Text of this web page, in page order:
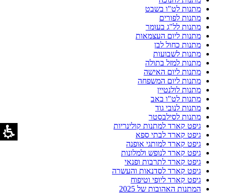
מתנות לט"ו בשבט
מתנות לפורים
מתנות לל"ג בעומר
מתנות ליום העצמאות
מתנות כחול לבן
מתנות לשבועות
מתנות למזל בתולה
מתנות ליום האישה
מתנות ליום המשפחה
מתנות לולנטיין
מתנות לט"ו באב
מתנות לנובי גוד
מתנות לסילבסטר
גיפט קארד למתנות קולינריות
גיפט קארד לבתי ספא
גיפט קארד למותגי אופנה
גיפט קארד לנופש ולמלונות
גיפט קארד לתרבות ופנאי
גיפט קארד לסדנאות והעשרה
גיפט קארד ליופי וטיפוח
המתנות האהובות של 2025